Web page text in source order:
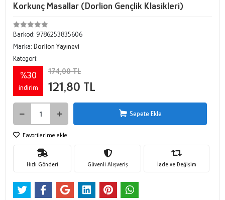
Korkunç Masallar (Dorlion Gençlik Klasikleri)
Barkod: 9786253835606
Marka: Dorlion Yayınevi
Kategori:
%30
indirim
174,00 TL
121,80 TL
Sepete Ekle
Favorilerime ekle
Hızlı Gönderi Güvenli Alışveriş İade ve Değişim